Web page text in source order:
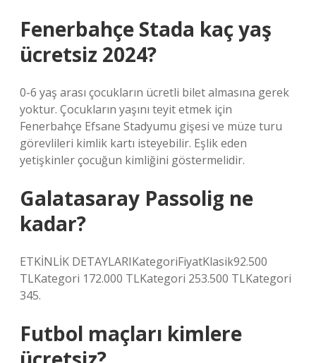
Fenerbahçe Stada kaç yaş
ücretsiz 2024?
0-6 yaş arası çocukların ücretli bilet almasına gerek
yoktur. Çocukların yaşını teyit etmek için
Fenerbahçe Efsane Stadyumu gişesi ve müze turu
görevlileri kimlik kartı isteyebilir. Eşlik eden
yetişkinler çocuğun kimliğini göstermelidir.
Galatasaray Passolig ne
kadar?
ETKİNLİK DETAYLARIKategoriFiyatKlasik92.500
TLKategori 172.000 TLKategori 253.500 TLKategori
345.
Futbol maçları kimlere